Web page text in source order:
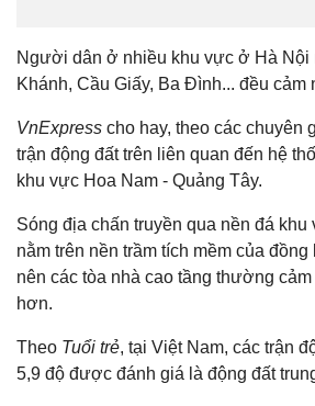
Người dân ở nhiều khu vực ở Hà Nội
Khánh, Cầu Giấy, Ba Đình... đều cảm
VnExpress cho hay, theo các chuyên
trận động đất trên liên quan đến hệ
khu vực Hoa Nam - Quảng Tây.
Sóng địa chấn truyền qua nền đá
nằm trên nền trầm tích mềm của
nên các tòa nhà cao tầng thường
hơn.
Theo Tuổi trẻ, tại Việt Nam, các trận
5,9 độ được đánh giá là động đất